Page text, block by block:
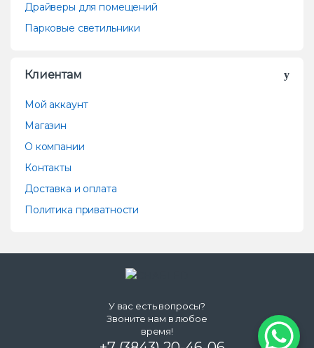
Драйверы для помещений
Парковые светильники
Клиентам
Мой аккаунт
Магазин
О компании
Контакты
Доставка и оплата
Политика приватности
У вас есть вопросы?
Звоните нам в любое
время!